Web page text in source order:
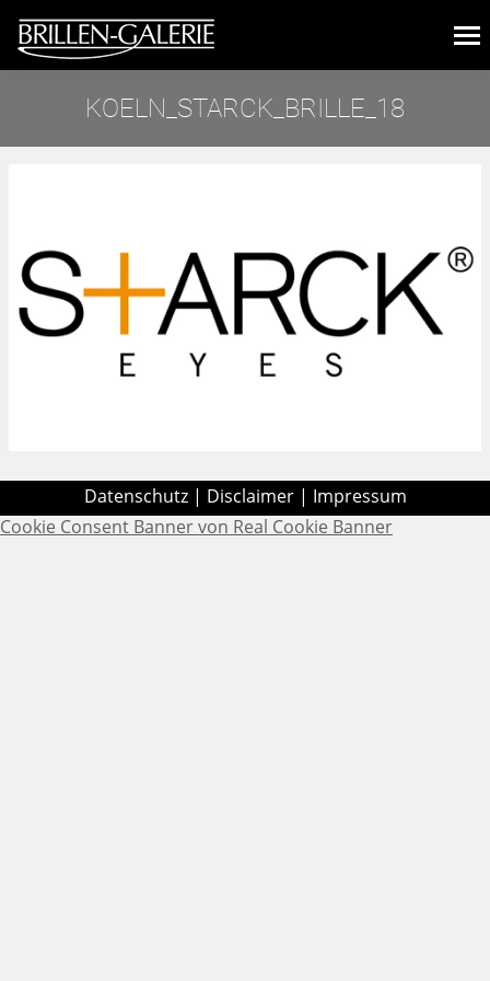
KOELN_STARCK_BRILLE_18
Datenschutz| Disclaimer| Impressum
Cookie Consent Banner von Real Cookie Banner